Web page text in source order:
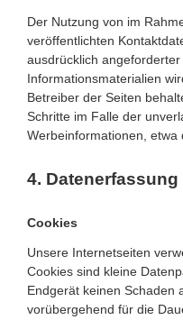
Der Nutzung von im
veröffentlichten
ausdrücklich
Informationsmaterialien
Betreiber der Seiten
Schritte im Falle der
Werbeinformationen, etwa
4.
Cookies
Unsere Internetseiten
Cookies sind kleine
Endgerät keinen Schaden
vorübergehend für die